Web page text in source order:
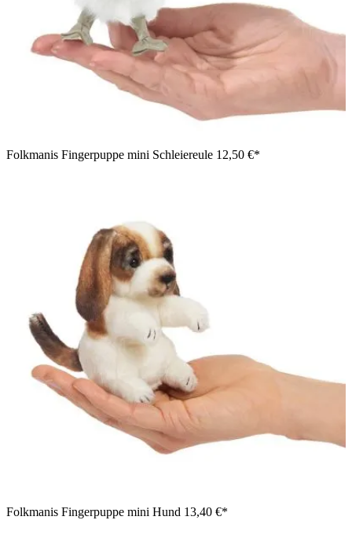
Folkmanis Fingerpuppe mini Schleiereule 12,50 €*
Folkmanis Fingerpuppe mini Hund 13,40 €*